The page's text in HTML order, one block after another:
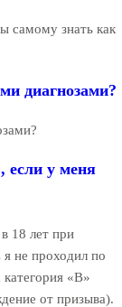
самому знать как
диагнозами?
если у меня
18 лет при
не проходил по
«В»
от призыва).